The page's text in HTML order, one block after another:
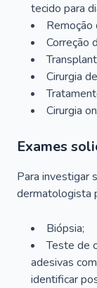
tecido para
Remoção
Correção
Cirurgia
Cirurgia
Exames
Para investigar
dermatologista
Biópsia;
Teste de
adesivas
identificar